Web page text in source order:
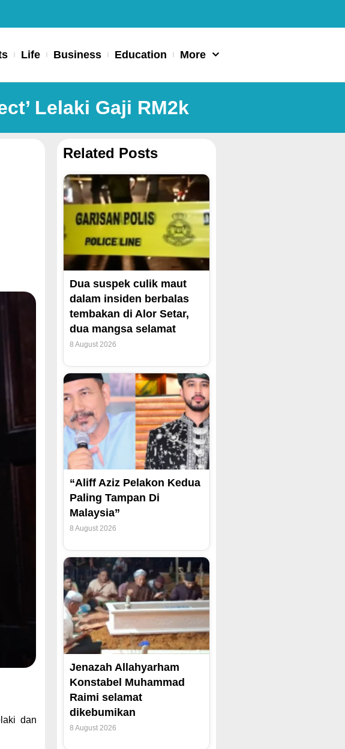
Life Business Education More
Lelaki Gaji RM2k
dan
Related Posts
Dua suspek culik maut
dalam insiden berbalas
tembakan di Alor Setar,
dua mangsa selamat
8 August 2026
“Aliff Aziz Pelakon Kedua
Paling Tampan Di
Malaysia”
8 August 2026
Jenazah Allahyarham
Konstabel Muhammad
Raimi selamat
dikebumikan
8 August 2026